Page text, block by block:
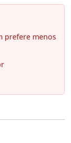
prefere menos